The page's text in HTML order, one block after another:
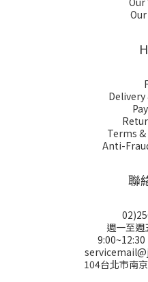
Terms
Anti-
聯
週一至週
104台北市南